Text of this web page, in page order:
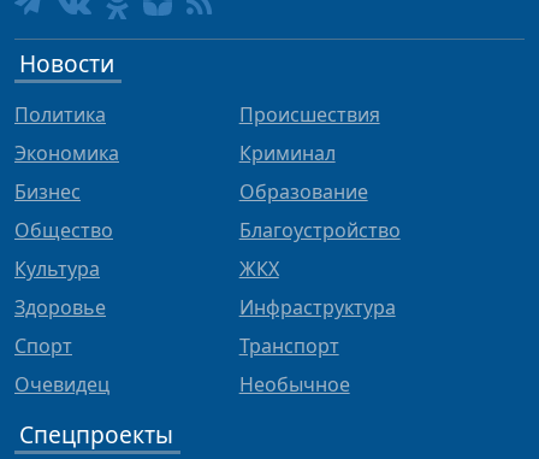
Новости
Политика
Экономика
Бизнес
Общество
Культура
Здоровье
Спорт
Очевидец
Происшествия
Криминал
Образование
Благоустройство
ЖКХ
Инфраструктура
Транспорт
Необычное
Спецпроекты